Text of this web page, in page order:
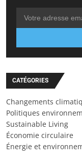
CATÉGORIES
Changements
Politiques
Sustainable Living
Économie circulaire
Énergie et